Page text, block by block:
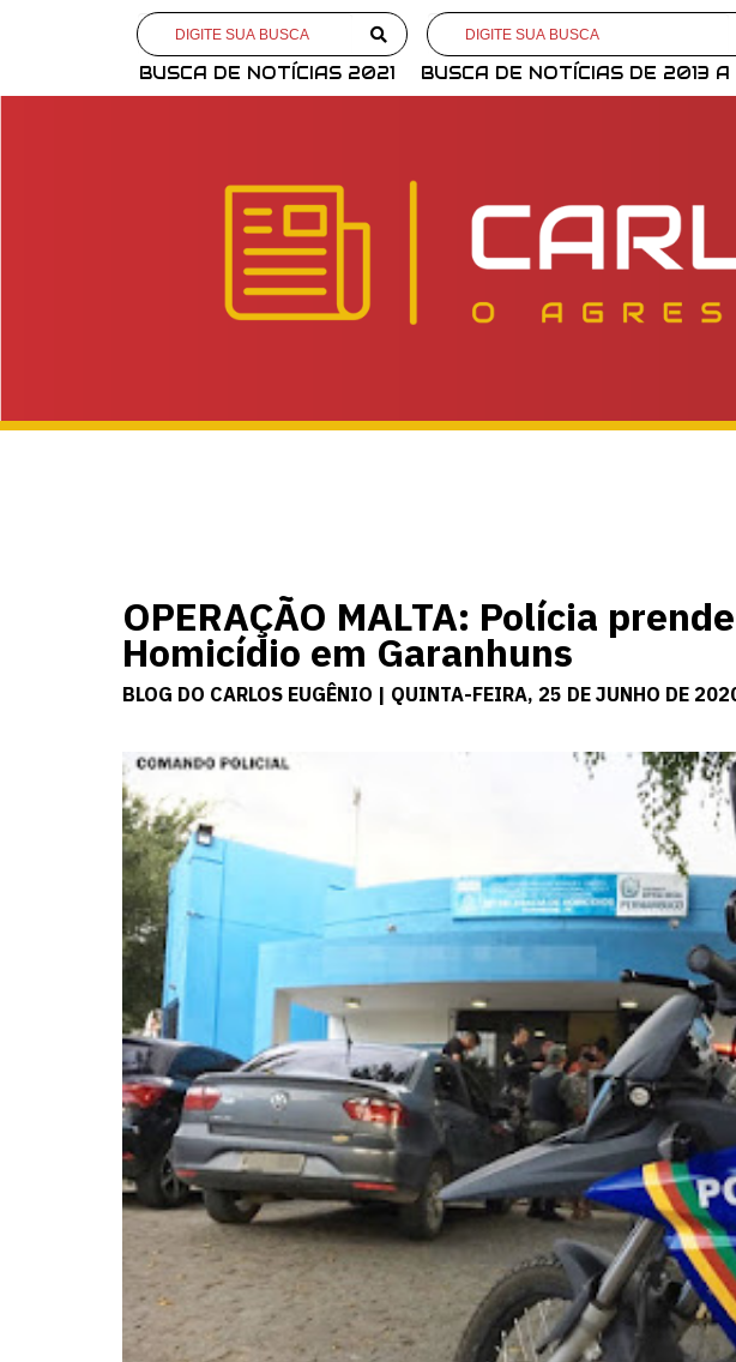
BUSCA DE NOTÍCIAS 2021 BUSCA DE NOTÍCIAS DE 2013
OPERAÇÃO MALTA: Polícia
Homicídio em Garanhuns
BLOG DO CARLOS EUGÊNIO | QUINTA-FEIRA, 25 DE JUNHO DE